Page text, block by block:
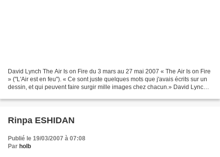
David Lynch The Air Is on Fire du 3 mars au 27 mai 2007 « The Air Is on Fire
» ("L'Air est en feu"). « Ce sont juste quelques mots que j'avais écrits sur un
dessin, et qui peuvent faire surgir mille images chez chacun.» David Lynch
Rinpa ESHIDAN
Publié le 19/03/2007 à 07:08
Par holb